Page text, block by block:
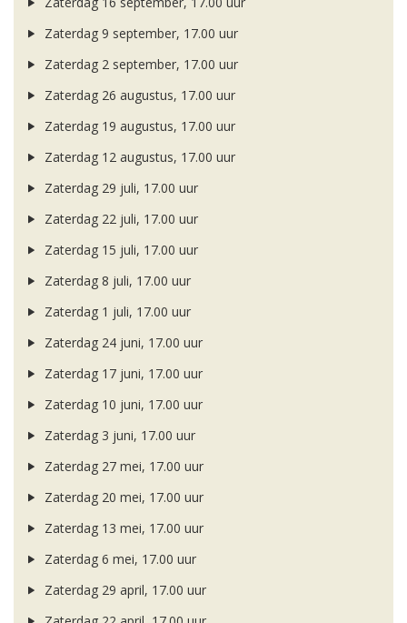
Zaterdag 9 september, 17.00 uur
Zaterdag 2 september, 17.00 uur
Zaterdag 26 augustus, 17.00 uur
Zaterdag 19 augustus, 17.00 uur
Zaterdag 12 augustus, 17.00 uur
Zaterdag 29 juli, 17.00 uur
Zaterdag 22 juli, 17.00 uur
Zaterdag 15 juli, 17.00 uur
Zaterdag 8 juli, 17.00 uur
Zaterdag 1 juli, 17.00 uur
Zaterdag 24 juni, 17.00 uur
Zaterdag 17 juni, 17.00 uur
Zaterdag 10 juni, 17.00 uur
Zaterdag 3 juni, 17.00 uur
Zaterdag 27 mei, 17.00 uur
Zaterdag 20 mei, 17.00 uur
Zaterdag 13 mei, 17.00 uur
Zaterdag 6 mei, 17.00 uur
Zaterdag 29 april, 17.00 uur